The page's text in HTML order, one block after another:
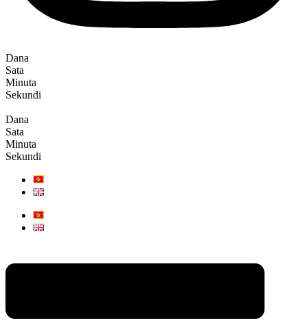
Dana
Sata
Minuta
Sekundi
Dana
Sata
Minuta
Sekundi